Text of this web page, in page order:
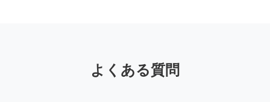
よくある質問